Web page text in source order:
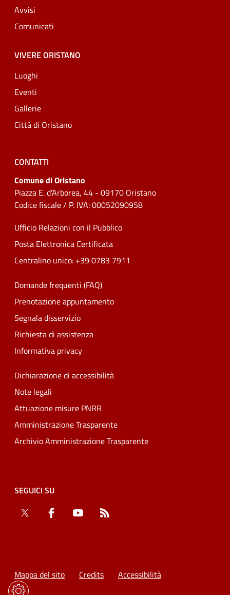
Avvisi
Comunicati
VIVERE ORISTANO
Luoghi
Eventi
Gallerie
Città di Oristano
CONTATTI
Comune di Oristano
Piazza E. d'Arborea, 44 - 09170 Oristano
Codice fiscale / P. IVA: 00052090958
Ufficio Relazioni con il Pubblico
Posta Elettronica Certificata
Centralino unico: +39 0783 7911
Domande frequenti (FAQ)
Prenotazione appuntamento
Segnala disservizio
Richiesta di assistenza
Informativa privacy
Dichiarazione di accessibilità
Note legali
Attuazione misure PNRR
Amministrazione Trasparente
Archivio Amministrazione Trasparente
SEGUICI SU
Twitter
Facebook YouTube
Mappa del sito Credits Accessibilità